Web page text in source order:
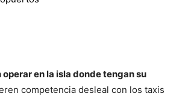
operar en la isla donde tengan su
competencia desleal con los taxis